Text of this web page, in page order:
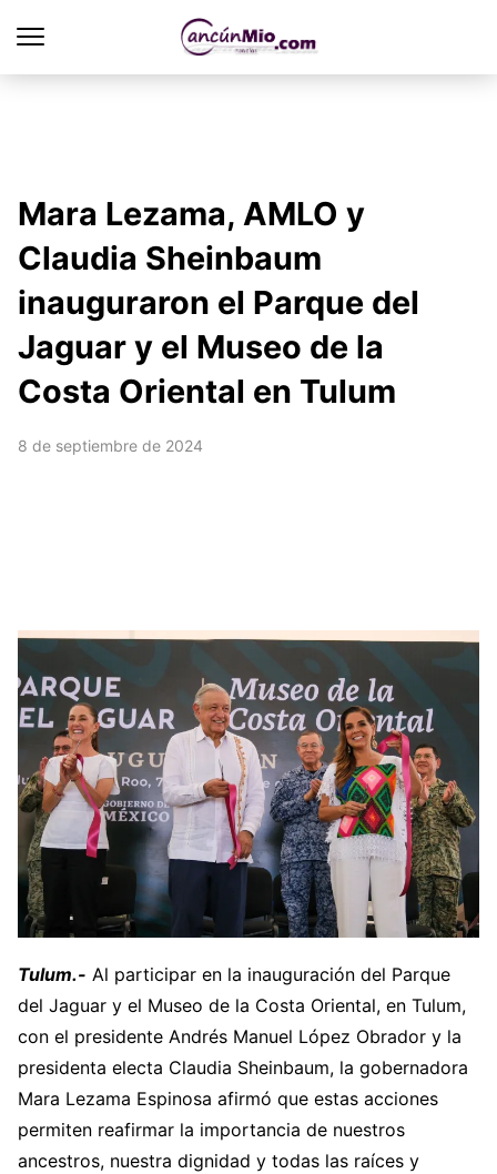
Mara Lezama, AMLO y
Claudia Sheinbaum
inauguraron el Parque del
Jaguar y el Museo de la
Costa Oriental en Tulum
8 de septiembre de 2024
Tulum.- Al participar en la inauguración del Parque
del Jaguar y el Museo de la Costa Oriental, en Tulum,
con el presidente Andrés Manuel López Obrador y la
presidenta electa Claudia Sheinbaum, la gobernadora
Mara Lezama Espinosa afirmó que estas acciones
permiten reafirmar la importancia de nuestros
ancestros, nuestra dignidad y todas las raíces y